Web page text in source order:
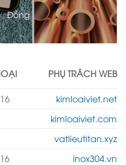
Đồng
PHỤ TRÁCH WEB
kimloaiviet.net
kimloaiviet.com
vatlieutitan.xyz
inox304.vn